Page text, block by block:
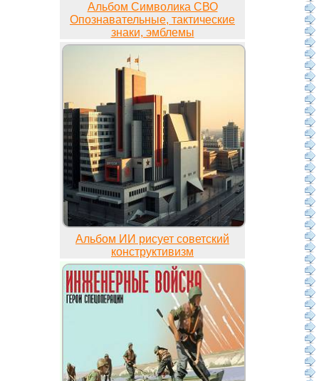
Альбом Символика СВО
Опознавательные, тактические
знаки, эмблемы
Альбом ИИ рисует советский
конструктивизм